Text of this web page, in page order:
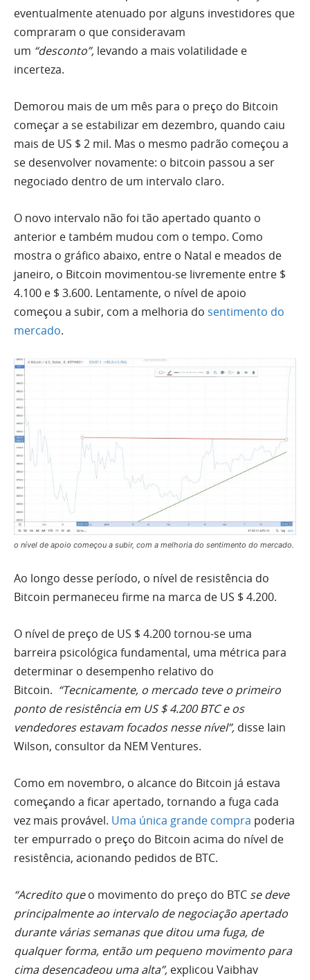
eventualmente atenuado por alguns investidores que
compraram o que consideravam
um “desconto”, levando a mais volatilidade e
incerteza.
Demorou mais de um mês para o preço do Bitcoin
começar a se estabilizar em dezembro, quando caiu
mais de US $ 2 mil. Mas o mesmo padrão começou a
se desenvolver novamente: o bitcoin passou a ser
negociado dentro de um intervalo claro.
O novo intervalo não foi tão apertado quanto o
anterior e também mudou com o tempo. Como
mostra o gráfico abaixo, entre o Natal e meados de
janeiro, o Bitcoin movimentou-se livremente entre $
4.100 e $ 3.600. Lentamente, o nível de apoio
começou a subir, com a melhoria do sentimento do
mercado.
o nível de apoio começou a subir, com a melhoria do sentimento do mercado.
Ao longo desse período, o nível de resistência do
Bitcoin permaneceu firme na marca de US $ 4.200.
O nível de preço de US $ 4.200 tornou-se uma
barreira psicológica fundamental, uma métrica para
determinar o desempenho relativo do
Bitcoin. “Tecnicamente, o mercado teve o primeiro
ponto de resistência em US $ 4.200 BTC e os
vendedores estavam focados nesse nível”, disse Iain
Wilson, consultor da NEM Ventures.
Como em novembro, o alcance do Bitcoin já estava
começando a ficar apertado, tornando a fuga cada
vez mais provável. Uma única grande compra poderia
ter empurrado o preço do Bitcoin acima do nível de
resistência, acionando pedidos de BTC.
“Acredito queo movimento do preço do BTC se deve
principalmente ao intervalo de negociação apertado
durante várias semanas que ditou uma fuga, de
qualquer forma, então um pequeno movimento para
cima desencadeou uma alta”, explicou Vaibhav